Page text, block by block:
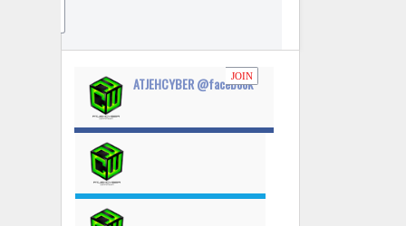
ATJEHCYBER @facebook
JOIN